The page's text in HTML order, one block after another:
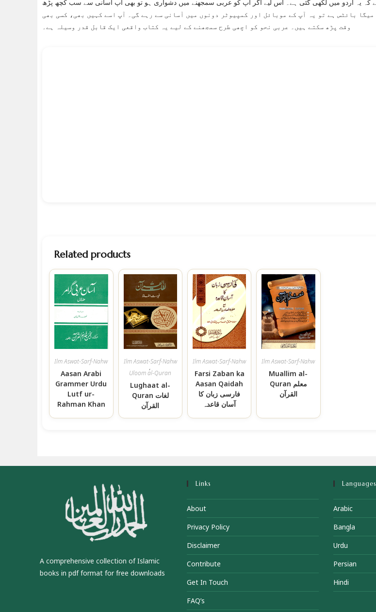
ہے کہ یہ اردو میں لکھی گئی ہے۔ اس لیے اگر آپ کو عربی سمجھنے میں دشواری ہو تو بھی آپ آسانی سے سب کچھ پڑھ
سکتے ہیں۔ فائل کا سائز 11.2 میگا بائٹس ہے تو یہ آپ کے موبائل اور کمپیوٹر دونوں میں آسانی سے رہے گی۔ آپ اسے کہیں بھی، کسی بھی
وقت پڑھ سکتے ہیں۔ عربی نحو کو اچھی طرح سمجھنے کے لیے یہ کتاب واقعی ایک قابل قدر وسیلہ ہے۔
Related products
Ilm Aswat-Sarf-Nahw
Aasan Arabi
Grammer Urdu
Lutf ur-
Rahman Khan
Ilm Aswat-Sarf-Nahw
,
Uloom al-Quran
Lughaat al-
Quran لغات
القرآن
Ilm Aswat-Sarf-Nahw
Farsi Zaban ka
Aasan Qaidah
فارسی زبان کا
آسان قاعدہ
Ilm Aswat-Sarf-Nahw
Muallim al-
Quran معلم
القرآن
A comprehensive collection of Islamic
books in pdf format for free downloads
Links
About
Privacy Policy
Disclaimer
Contribute
Get In Touch
FAQ’s
Languages
Arabic
Bangla
Urdu
Persian
Hindi